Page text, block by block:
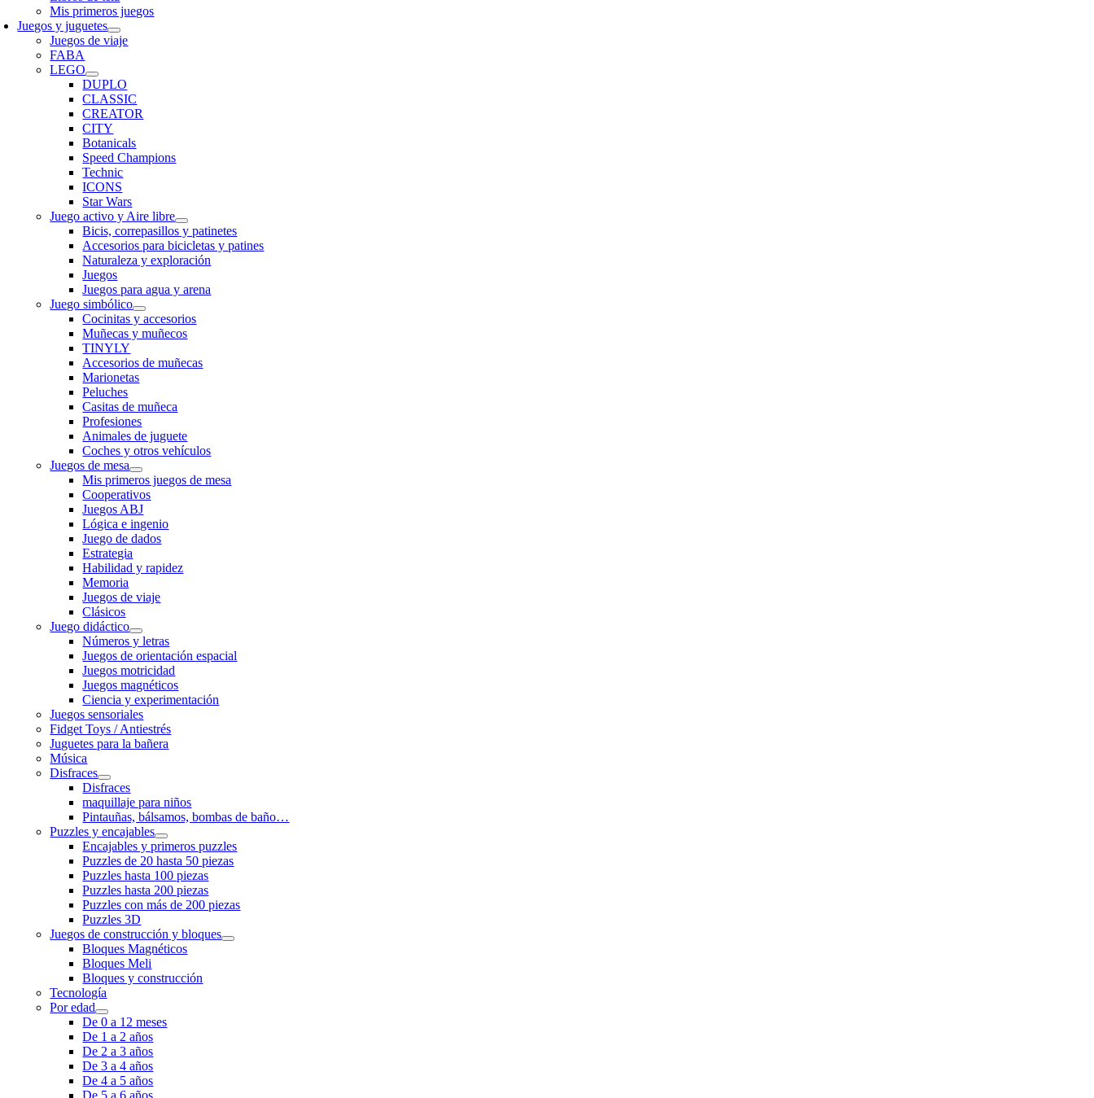
Mis primeros juegos
Juegos y juguetes
Juegos de viaje
FABA
LEGO
DUPLO
CLASSIC
CREATOR
CITY
Botanicals
Speed Champions
Technic
ICONS
Star Wars
Juego activo y Aire libre
Bicis, correpasillos y patinetes
Accesorios para bicicletas y patines
Naturaleza y exploración
Juegos
Juegos para agua y arena
Juego simbólico
Cocinitas y accesorios
Muñecas y muñecos
TINYLY
Accesorios de muñecas
Marionetas
Peluches
Casitas de muñeca
Profesiones
Animales de juguete
Coches y otros vehículos
Juegos de mesa
Mis primeros juegos de mesa
Cooperativos
Juegos ABJ
Lógica e ingenio
Juego de dados
Estrategia
Habilidad y rapidez
Memoria
Juegos de viaje
Clásicos
Juego didáctico
Números y letras
Juegos de orientación espacial
Juegos motricidad
Juegos magnéticos
Ciencia y experimentación
Juegos sensoriales
Fidget Toys / Antiestrés
Juguetes para la bañera
Música
Disfraces
Disfraces
maquillaje para niños
Pintauñas, bálsamos, bombas de baño…
Puzzles y encajables
Encajables y primeros puzzles
Puzzles de 20 hasta 50 piezas
Puzzles hasta 100 piezas
Puzzles hasta 200 piezas
Puzzles con más de 200 piezas
Puzzles 3D
Juegos de construcción y bloques
Bloques Magnéticos
Bloques Meli
Bloques y construcción
Tecnología
Por edad
De 0 a 12 meses
De 1 a 2 años
De 2 a 3 años
De 3 a 4 años
De 4 a 5 años
De 5 a 6 años